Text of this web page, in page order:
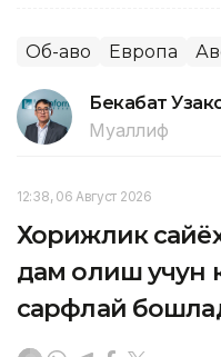
Об-ҳаво Европа
Бекабат
Муаллиф
12:38, 06 Август 2026
Хорижлик
дам олиш учун
сарфлай